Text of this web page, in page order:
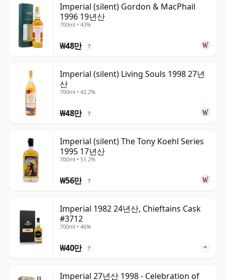
Imperial (silent) Gordon & MacPhail
1996 19년산
700ml • 43%
₩48만 ?
Imperial (silent) Living Souls 1998 27년
산
700ml • 42.2%
₩48만 ?
Imperial (silent) The Tony Koehl Series
1995 17년산
700ml • 51.2%
₩56만 ?
Imperial 1982 24년산, Chieftains Cask
#3712
700ml • 46%
₩40만 ?
Imperial 27년산 1998 - Celebration of